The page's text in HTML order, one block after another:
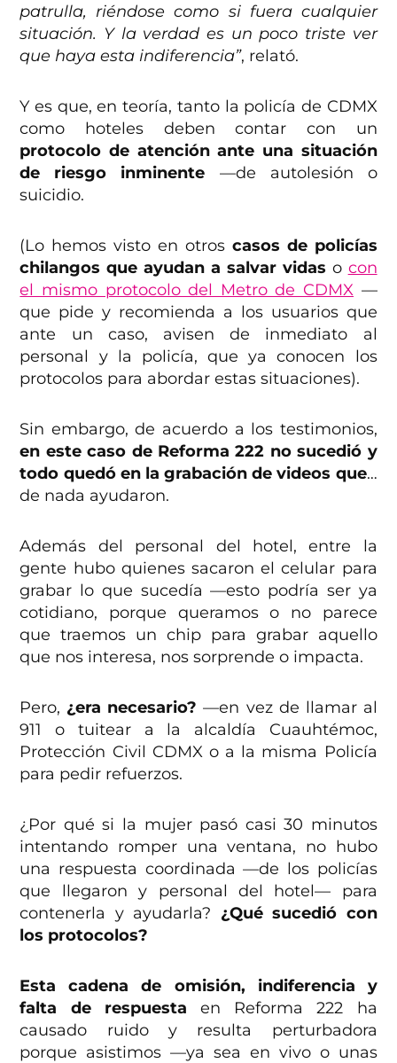
patrulla, riéndose como si fuera cualquier
situación. Y la verdad es un poco triste ver
que haya esta indiferencia”, relató.
Y es que, en teoría, tanto la policía de CDMX
como hoteles deben contar con un
protocolo de atención ante una situación
de riesgo inminente —de autolesión o
suicidio.
(Lo hemos visto en otros casos de policías
chilangos que ayudan a salvar vidas o con
el mismo protocolo del Metro de CDMX —
que pide y recomienda a los usuarios que
ante un caso, avisen de inmediato al
personal y la policía, que ya conocen los
protocolos para abordar estas situaciones).
Sin embargo, de acuerdo a los testimonios,
en este caso de Reforma 222 no sucedió y
todo quedó en la grabación de videos que…
de nada ayudaron.
Además del personal del hotel, entre la
gente hubo quienes sacaron el celular para
grabar lo que sucedía —esto podría ser ya
cotidiano, porque queramos o no parece
que traemos un chip para grabar aquello
que nos interesa, nos sorprende o impacta.
Pero, ¿era necesario? —en vez de llamar al
911 o tuitear a la alcaldía Cuauhtémoc,
Protección Civil CDMX o a la misma Policía
para pedir refuerzos.
¿Por qué si la mujer pasó casi 30 minutos
intentando romper una ventana, no hubo
una respuesta coordinada —de los policías
que llegaron y personal del hotel— para
contenerla y ayudarla? ¿Qué sucedió con
los protocolos?
Esta cadena de omisión, indiferencia y
falta de respuesta en Reforma 222 ha
causado ruido y resulta perturbadora
porque asistimos —ya sea en vivo o unas